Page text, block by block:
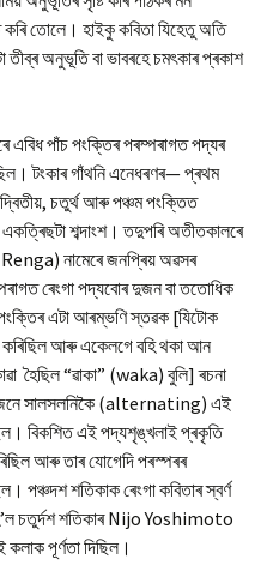
তোলে। হাইকু কবিতা যিহেতু অতি
অনুভূতি বা ভাবৰহে চমৎকাৰ প্ৰকাশ
এবিধ পাঁচ পংক্তিৰ পৰম্পৰাগত পদ্যৰ
টংকাৰ গাঁথনি এনেধৰণৰ— প্ৰথম
চতুৰ্থ আৰু পঞ্চম পংক্তিত
শব্দাংশ। তদুপৰি অতীতকালৰে
(Renga) নামেৰে জনপ্ৰিয় অৱসৰ
ৰেংগা পদ্যবোৰ দুজন বা ততোধিক
এটা আৰম্ভণি স্তৱক [যিটোক
আৰু একেলগে বহি থকা আন
হৈছিল “ৱাকা” (waka) বুলি] ৰচনা
সালসলনিকৈ (alternating) এই
বিকশিত এই পদ্যশৃঙ্খলাই প্ৰকৃতি
আৰু তাৰ যোগেদি পৰস্পৰৰ
পঞ্চদশ শতিকাক ৰেংগা কবিতাৰ স্বৰ্ণ
চতুৰ্দশ শতিকাৰ Nijo Yoshimoto
পূৰ্ণতা দিছিল।